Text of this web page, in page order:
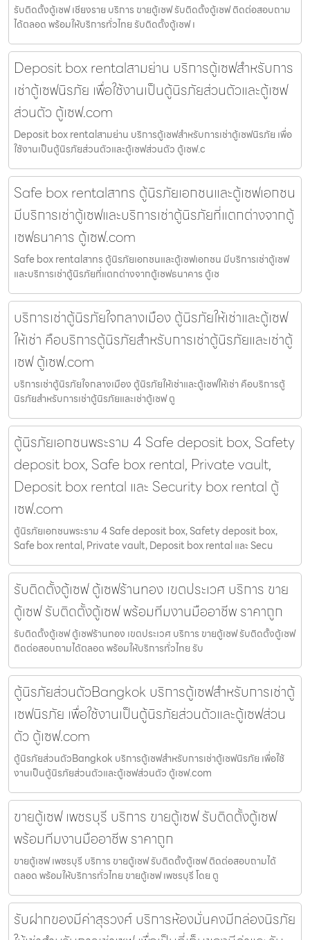
รับติดตั้งตู้เซฟ เชียงราย บริการ ขายตู้เซฟ รับติดตั้งตู้เซฟ ติดต่อสอบถาม
ได้ตลอด พร้อมให้บริการทั่วไทย รับติดตั้งตู้เซฟ เ
Deposit box rentalสามย่าน บริการตู้เซฟสำหรับการ
เช่าตู้เซฟนิรภัย เพื่อใช้งานเป็นตู้นิรภัยส่วนตัวและตู้เซฟ
ส่วนตัว ตู้เซฟ.com
Deposit box rentalสามย่าน บริการตู้เซฟสำหรับการเช่าตู้เซฟนิรภัย เพื่อ
ใช้งานเป็นตู้นิรภัยส่วนตัวและตู้เซฟส่วนตัว ตู้เซฟ.c
Safe box rentalสาทร ตู้นิรภัยเอกชนและตู้เซฟเอกชน
มีบริการเช่าตู้เซฟและบริการเช่าตู้นิรภัยที่แตกต่างจากตู้
เซฟธนาคาร ตู้เซฟ.com
Safe box rentalสาทร ตู้นิรภัยเอกชนและตู้เซฟเอกชน มีบริการเช่าตู้เซฟ
และบริการเช่าตู้นิรภัยที่แตกต่างจากตู้เซฟธนาคาร ตู้เซ
บริการเช่าตู้นิรภัยใจกลางเมือง ตู้นิรภัยให้เช่าและตู้เซฟ
ให้เช่า คือบริการตู้นิรภัยสำหรับการเช่าตู้นิรภัยและเช่าตู้
เซฟ ตู้เซฟ.com
บริการเช่าตู้นิรภัยใจกลางเมือง ตู้นิรภัยให้เช่าและตู้เซฟให้เช่า คือบริการตู้
นิรภัยสำหรับการเช่าตู้นิรภัยและเช่าตู้เซฟ ตู
ตู้นิรภัยเอกชนพระราม 4 Safe deposit box, Safety
deposit box, Safe box rental, Private vault,
Deposit box rental และ Security box rental ตู้
เซฟ.com
ตู้นิรภัยเอกชนพระราม 4 Safe deposit box, Safety deposit box,
Safe box rental, Private vault, Deposit box rental และ Secu
รับติดตั้งตู้เซฟ ตู้เซฟร้านทอง เขตประเวศ บริการ ขาย
ตู้เซฟ รับติดตั้งตู้เซฟ พร้อมทีมงานมืออาชีพ ราคาถูก
รับติดตั้งตู้เซฟ ตู้เซฟร้านทอง เขตประเวศ บริการ ขายตู้เซฟ รับติดตั้งตู้เซฟ
ติดต่อสอบถามได้ตลอด พร้อมให้บริการทั่วไทย รับ
ตู้นิรภัยส่วนตัวBangkok บริการตู้เซฟสำหรับการเช่าตู้
เซฟนิรภัย เพื่อใช้งานเป็นตู้นิรภัยส่วนตัวและตู้เซฟส่วน
ตัว ตู้เซฟ.com
ตู้นิรภัยส่วนตัวBangkok บริการตู้เซฟสำหรับการเช่าตู้เซฟนิรภัย เพื่อใช้
งานเป็นตู้นิรภัยส่วนตัวและตู้เซฟส่วนตัว ตู้เซฟ.com
ขายตู้เซฟ เพชรบุรี บริการ ขายตู้เซฟ รับติดตั้งตู้เซฟ
พร้อมทีมงานมืออาชีพ ราคาถูก
ขายตู้เซฟ เพชรบุรี บริการ ขายตู้เซฟ รับติดตั้งตู้เซฟ ติดต่อสอบถามได้
ตลอด พร้อมให้บริการทั่วไทย ขายตู้เซฟ เพชรบุรี โดย ตู
รับฝากของมีค่าสุรวงศ์ บริการห้องมั่นคงมีกล่องนิรภัย